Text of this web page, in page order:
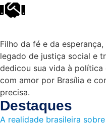
Filho da fé e da esperança,
legado de justiça social e
dedicou sua vida à
com amor por Brasília e
precisa.
Destaques
A realidade brasileira